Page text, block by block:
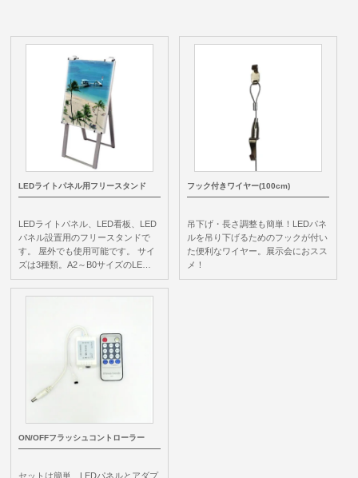
LEDライトパネル用フリースタンド
LEDライトパネル、LED看板、LED
パネル設置用のフリースタンドで
す。 屋外でも使用可能です。 サイ
ズは3種類。A2～B0サイズのLE…
フック付きワイヤー(100cm)
吊下げ・長さ調整も簡単！LEDパネ
ルを吊り下げるためのフックが付い
た便利なワイヤー。展示会におスス
メ！
ON/OFFフラッシュコントローラー
セットは簡単、LEDパネルとアダプ